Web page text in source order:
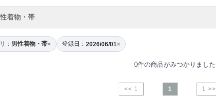
着物・帯
： 男性着物・帯× 登録日： 2026/06/01×
0件の商品がみつかりました
<< 1 1 1 >>